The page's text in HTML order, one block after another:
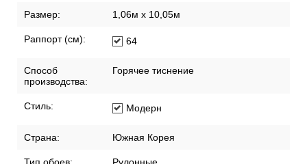
Размер: 1,06м х 10,05м
Раппорт (см): 64
Способ
производства:
Горячее тиснение
Стиль: Модерн
Страна: Южная Корея